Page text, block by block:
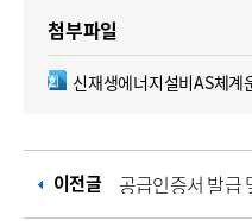
첨부파일
신재생에너지설비AS체
이전글